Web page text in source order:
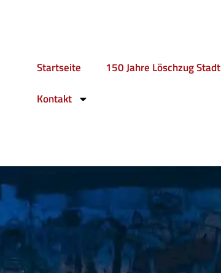
Startseite 150 Jahre Löschzug Stadt
Kontakt